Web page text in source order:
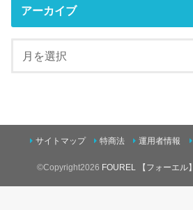
アーカイブ
サイトマップ 特商法 運用者情報
©Copyright2026 FOUREL 【フォーエル】